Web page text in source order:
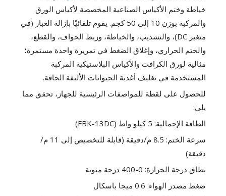
خياطة وختم الأكياس الصناعية المخصصة لأكياس الورق
والمركبة بوزن 10 إلى 50 كجم. يقوم تلقائيًا بإزالة الغبار (في
متغير DC)، والتشذيب، والخياطة، وربط الحواف، والقطع،
والختم الحراري، وإغلاق الضغط في تمريرة واحدة مستمرة؛
مثالية لورق الكرافت والأكياس البلاستيكية المركبة
المستخدمة في تغليف أغذية الحيوانات الأليفة الجافة.
للحصول على لقطة للمواصفات الرئيسية للجهاز، تحقق مما
يلي:
الطاقة الإجمالية: 5 كيلو واط (FBK-13DC)
سرعة الختم: 8.5 م/دقيقة (قابلة للتخصيص إلى 11 م/
دقيقة)
نطاق درجة الحرارة: 0-400 درجة مئوية
ضغط مصدر الهواء: 0.6 ميجا باسكال